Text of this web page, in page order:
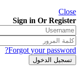
Close
Sign in Or Register
Forgot your password?